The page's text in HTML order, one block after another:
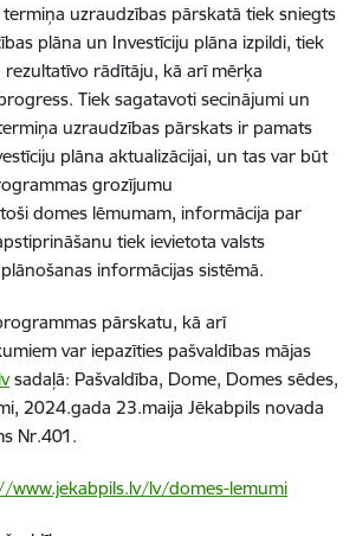
uzraudzības pārskatā tiek sniegts
plāna un Investīciju plāna izpildi, tiek
rādītāju, kā arī mērķa
Tiek sagatavoti secinājumi un
uzraudzības pārskats ir pamats
plāna aktualizācijai, un tas var būt
grozījumu
domes lēmumam, informācija par
tiek ievietota valsts
informācijas sistēmā.
pārskatu, kā arī
var iepazīties pašvaldības mājas
sadaļā: Pašvaldība, Dome, Domes sēdes,
2024.gada 23.maija Jēkabpils novada
Nr.401.
www.jekabpils.lv/lv/domes-lemumi